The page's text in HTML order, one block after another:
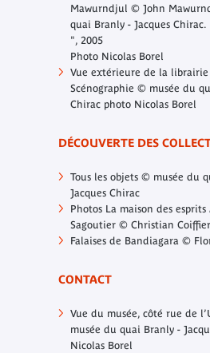
Mawurndjul © John
quai Branly - Jacques
", 2005
Photo Nicolas Borel
Vue extérieure de la librairie
Scénographie © musée du
Chirac photo Nicolas Borel
DÉCOUVERTE DES
Tous les objets © musée du
Jacques Chirac
Photos La maison des
Sagoutier © Christian Coiffier
Falaises de Bandiagara ©
CONTACT
Vue du musée, côté rue de
musée du quai Branly -
Nicolas Borel